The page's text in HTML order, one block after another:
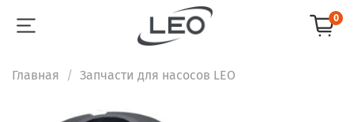
0
Главная Запчасти для насосов LEO